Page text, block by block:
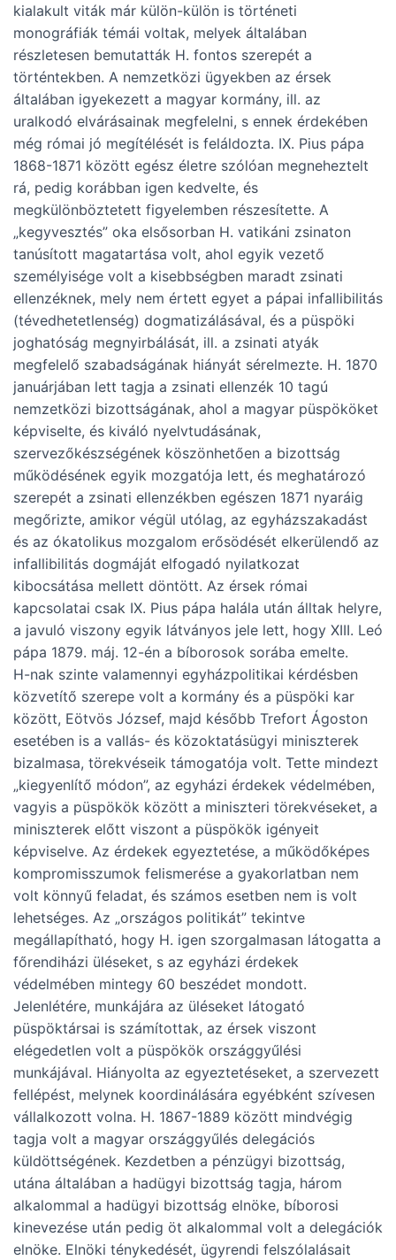
kialakult viták már külön-külön is történeti
monográfiák témái voltak, melyek általában
részletesen bemutatták H. fontos szerepét a
történtekben. A nemzetközi ügyekben az érsek
általában igyekezett a magyar kormány, ill. az
uralkodó elvárásainak megfelelni, s ennek érdekében
még római jó megítélését is feláldozta. IX. Pius pápa
1868-1871 között egész életre szólóan megneheztelt
rá, pedig korábban igen kedvelte, és
megkülönböztetett figyelemben részesítette. A
„kegyvesztés” oka elsősorban H. vatikáni zsinaton
tanúsított magatartása volt, ahol egyik vezető
személyisége volt a kisebbségben maradt zsinati
ellenzéknek, mely nem értett egyet a pápai infallibilitás
(tévedhetetlenség) dogmatizálásával, és a püspöki
joghatóság megnyirbálását, ill. a zsinati atyák
megfelelő szabadságának hiányát sérelmezte. H. 1870
januárjában lett tagja a zsinati ellenzék 10 tagú
nemzetközi bizottságának, ahol a magyar püspököket
képviselte, és kiváló nyelvtudásának,
szervezőkészségének köszönhetően a bizottság
működésének egyik mozgatója lett, és meghatározó
szerepét a zsinati ellenzékben egészen 1871 nyaráig
megőrizte, amikor végül utólag, az egyházszakadást
és az ókatolikus mozgalom erősödését elkerülendő az
infallibilitás dogmáját elfogadó nyilatkozat
kibocsátása mellett döntött. Az érsek római
kapcsolatai csak IX. Pius pápa halála után álltak helyre,
a javuló viszony egyik látványos jele lett, hogy XIII. Leó
pápa 1879. máj. 12-én a bíborosok sorába emelte.
H-nak szinte valamennyi egyházpolitikai kérdésben
közvetítő szerepe volt a kormány és a püspöki kar
között, Eötvös József, majd később Trefort Ágoston
esetében is a vallás- és közoktatásügyi miniszterek
bizalmasa, törekvéseik támogatója volt. Tette mindezt
„kiegyenlítő módon”, az egyházi érdekek védelmében,
vagyis a püspökök között a miniszteri törekvéseket, a
miniszterek előtt viszont a püspökök igényeit
képviselve. Az érdekek egyeztetése, a működőképes
kompromisszumok felismerése a gyakorlatban nem
volt könnyű feladat, és számos esetben nem is volt
lehetséges. Az „országos politikát” tekintve
megállapítható, hogy H. igen szorgalmasan látogatta a
főrendiházi üléseket, s az egyházi érdekek
védelmében mintegy 60 beszédet mondott.
Jelenlétére, munkájára az üléseket látogató
püspöktársai is számítottak, az érsek viszont
elégedetlen volt a püspökök országgyűlési
munkájával. Hiányolta az egyeztetéseket, a szervezett
fellépést, melynek koordinálására egyébként szívesen
vállalkozott volna. H. 1867-1889 között mindvégig
tagja volt a magyar országgyűlés delegációs
küldöttségének. Kezdetben a pénzügyi bizottság,
utána általában a hadügyi bizottság tagja, három
alkalommal a hadügyi bizottság elnöke, bíborosi
kinevezése után pedig öt alkalommal volt a delegációk
elnöke. Elnöki ténykedését, ügyrendi felszólalásait